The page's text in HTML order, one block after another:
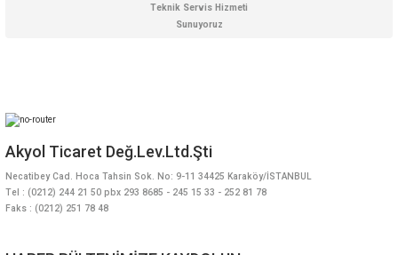
Teknik Servis Hizmeti
Sunuyoruz
Akyol Ticaret Değ.Lev.Ltd.Şti
Necatibey Cad. Hoca Tahsin Sok. No: 9-11 34425 Karaköy/İSTANBUL
Tel : (0212) 244 21 50 pbx 293 8685 - 245 15 33 - 252 81 78
Faks : (0212) 251 78 48